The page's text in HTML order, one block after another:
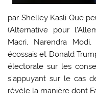
par Shelley Kasli Que
(Alternative pour
Macri, Narendra
écossais et Donald
électorale sur les
s’appuyant sur le cas
révèle la manière dont